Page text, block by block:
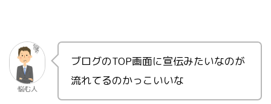
悩む人
ブログのTOP画面に宣伝みたいなのが
流れてるのかっこいいな